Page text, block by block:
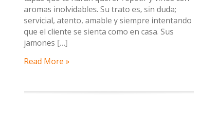
aromas inolvidables. Su trato es, sin duda;
servicial, atento, amable y siempre intentando
que el cliente se sienta como en casa. Sus
jamones […]
Read More »